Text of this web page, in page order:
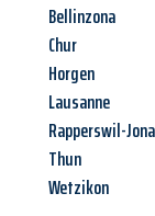
Bellinzona
Chur
Horgen
Lausanne
Rapperswil-Jona
Thun
Wetzikon